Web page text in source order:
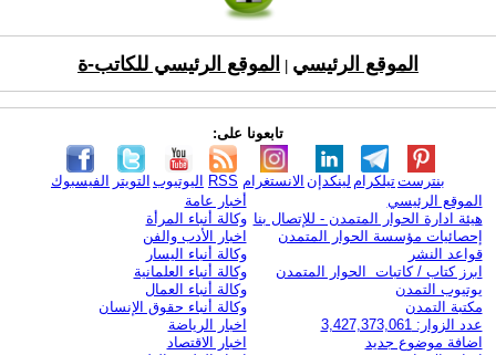
الموقع الرئيسي الموقع الرئيسي للكاتب-ة
تابعونا على:
الفيسبوك التويتر اليوتيوب RSS الانستغرام لينكدإن تيلكرامبنترست
الموقع الرئيسي
هيئة ادارة الحوار المتمدن - للإتصال بنا
إحصائيات مؤسسة الحوار المتمدن
قواعد النشر
ابرز كتاب / كاتبات الحوار المتمدن
يوتيوب التمدن
مكتبة التمدن
عدد الزوار: 3,427,373,061
اضافة موضوع جديد
أخبار عامة
وكالة أنباء المرأة
اخبار الأدب والفن
وكالة أنباء اليسار
وكالة أنباء العلمانية
وكالة أنباء العمال
وكالة أنباء حقوق الإنسان
اخبار الرياضة
اخبار الاقتصاد